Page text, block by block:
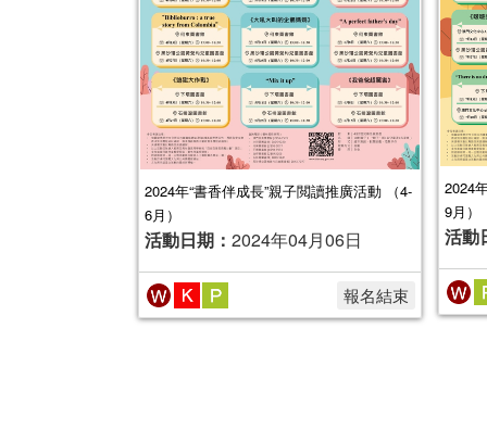
2024
9月）
活動
2024年“書香伴成長”親子閲讀推廣活動 （4-
6月）
活動日期： 2024年04月06日
報名結束